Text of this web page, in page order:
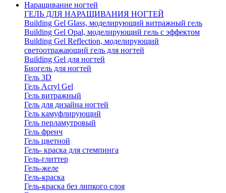
Наращивание ногтей
ГЕЛЬ ДЛЯ НАРАЩИВАНИЯ НОГТЕЙ
Building Gel Glass, моделирующий витражный гель
Building Gel Opal, моделирующий гель с эффектом
Building Gel Reflection, моделирующий
светоотражающий гель для ногтей
Building Gel для ногтей
Биогель для ногтей
Гель 3D
Гель Acryl Gel
Гель витражный
Гель для дизайна ногтей
Гель камуфлирующий
Гель перламутровый
Гель френч
Гель цветной
Гель- краска для стемпинга
Гель-глиттер
Гель-желе
Гель-краска
Гель-краска без липкого слоя